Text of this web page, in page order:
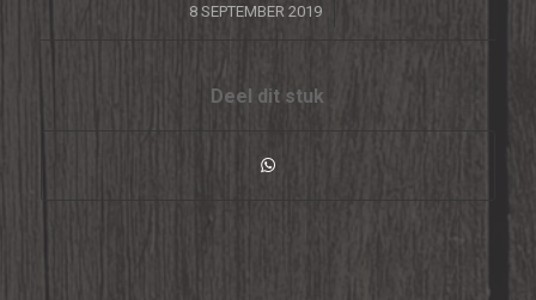
8 SEPTEMBER 2019
/
Deel dit stuk